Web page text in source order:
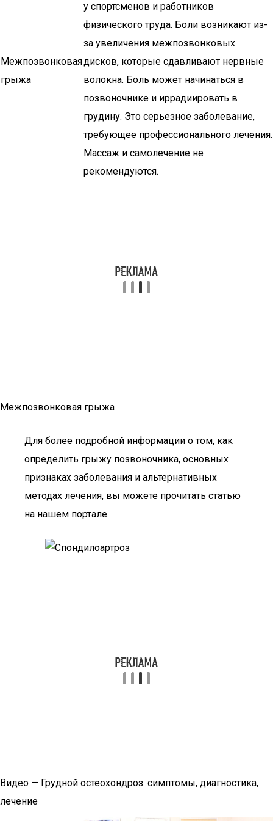
Межпозвонковая
грыжа
у спортсменов и работников
физического труда. Боли возникают из-
за увеличения межпозвонковых
дисков, которые сдавливают нервные
волокна. Боль может начинаться в
позвоночнике и иррадиировать в
грудину. Это серьезное заболевание,
требующее профессионального лечения.
Массаж и самолечение не
рекомендуются.
Межпозвонковая грыжа
Для более подробной информации о том, как
определить грыжу позвоночника, основных
признаках заболевания и альтернативных
методах лечения, вы можете прочитать статью
на нашем портале.
Видео — Грудной остеохондроз: симптомы, диагностика,
лечение